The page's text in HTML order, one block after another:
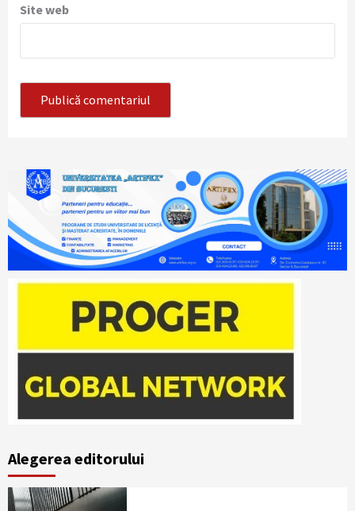
Site web
Alegerea editorului